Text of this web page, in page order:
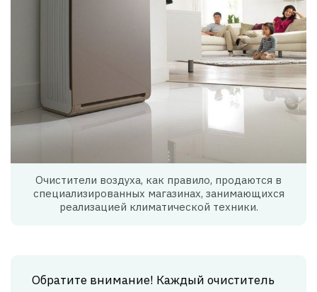
Очистители воздуха, как правило, продаются в
специализированных магазинах, занимающихся
реализацией климатической техники.
Обратите внимание! Каждый очиститель